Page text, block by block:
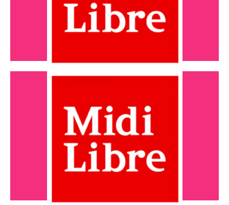
AVRIL 2024
Lire l'article
Le 21 au salon TAF d'Alès
Lire l'article